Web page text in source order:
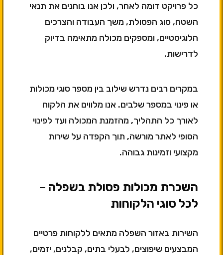
כל פרויקט דומה לאחר, ולכן אנו בוחנים את תנאי
השטח, סוג הפסולת, משך העבודה והצרכים
הלוגיסטיים, ומספקים מכולה מתאימה בדיוק
לדרישות.
במקרים רבים נדרש שילוב בין מספר סוגי מכולות
או פינוי במספר שלבים. אנו מלווים את הלקוח
לאורך כל התהליך, מהזמנת המכולה ועד לפינוי
הסופי לאתר מורשה, תוך הקפדה על שירות
מקצועי וזמינות גבוהה.
השכרת מכולות פסולת בשפלה –
לכל סוגי הלקוחות
השירות באזור השפלה מתאים ללקוחות פרטיים
המבצעים שיפוצים, לבעלי בתים, קבלנים, יזמים,